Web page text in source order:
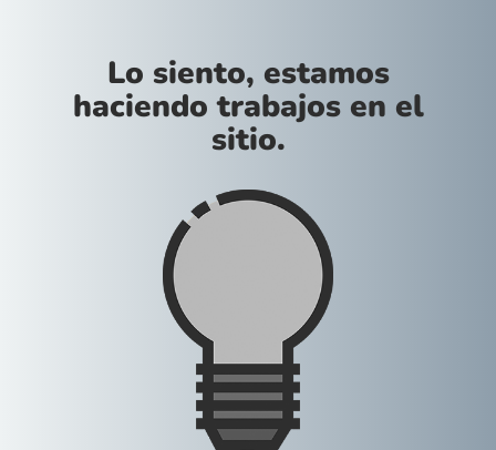
Lo siento, estamos
haciendo trabajos en el
sitio.